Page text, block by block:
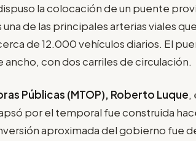
la colocación de un puente
de las principales arterias viales
de 12.000 vehículos diarios. El
con dos carriles de circulación.
Públicas (MTOP), Roberto Luque,
por el temporal fue construida
aproximada del gobierno fue